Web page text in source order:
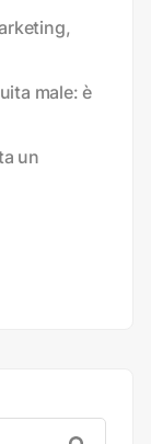
male: è
un